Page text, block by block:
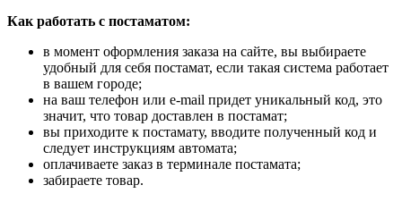
Как работать с постаматом:
в момент оформления заказа на сайте, вы выбираете
удобный для себя постамат, если такая система работает
в вашем городе;
на ваш телефон или e-mail придет уникальный код, это
значит, что товар доставлен в постамат;
вы приходите к постамату, вводите полученный код и
следует инструкциям автомата;
оплачиваете заказ в терминале постамата;
забираете товар.